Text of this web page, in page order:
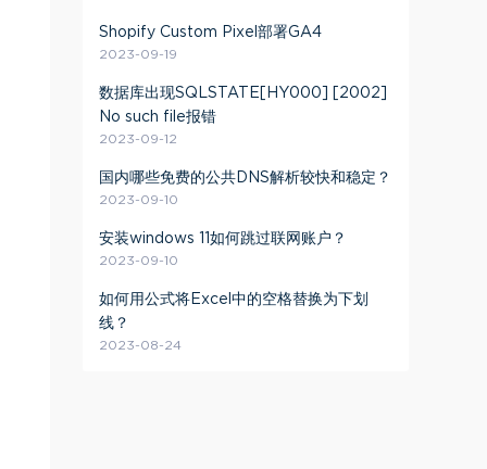
Shopify Custom Pixel部署GA4
2023-09-19
数据库出现SQLSTATE[HY000] [2002]
No such file报错
2023-09-12
国内哪些免费的公共DNS解析较快和稳定？
2023-09-10
安装windows 11如何跳过联网账户？
2023-09-10
如何用公式将Excel中的空格替换为下划
线？
2023-08-24